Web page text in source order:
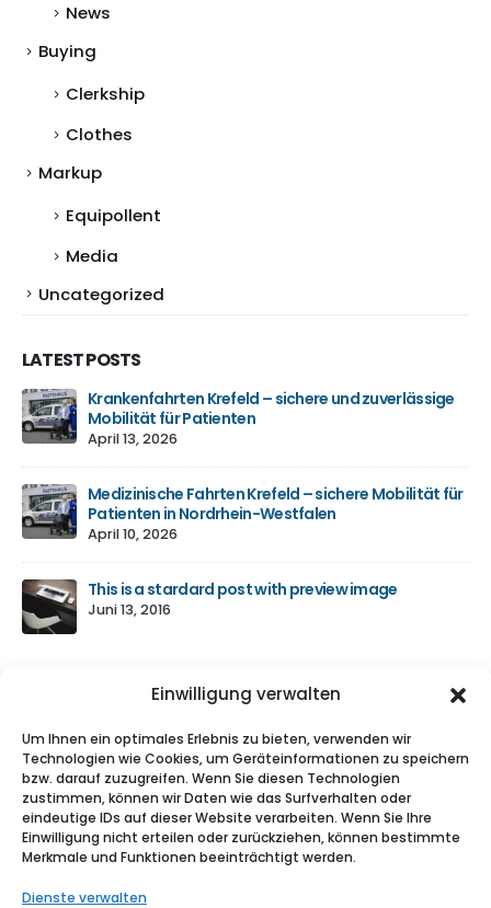
Einwilligung verwalten
Um Ihnen ein optimales Erlebnis zu bieten, verwenden wir
Technologien wie Cookies, um Geräteinformationen zu speichern
bzw. darauf zuzugreifen. Wenn Sie diesen Technologien
zustimmen, können wir Daten wie das Surfverhalten oder
eindeutige IDs auf dieser Website verarbeiten. Wenn Sie Ihre
Einwilligung nicht erteilen oder zurückziehen, können bestimmte
Merkmale und Funktionen beeinträchtigt werden.
Dienste verwalten
News
Buying
Clerkship
Clothes
Markup
Equipollent
Media
Uncategorized
LATEST POSTS
Krankenfahrten Krefeld – sichere und zuverlässige
Mobilität für Patienten
April 13, 2026
Medizinische Fahrten Krefeld – sichere Mobilität für
Patienten in Nordrhein-Westfalen
April 10, 2026
This is a stardard post with preview image
Juni 13, 2016
ABOUT US
Nulla nunc dui, tristique in semper vel, congue sed
ligula. Nam dolor ligula, faucibus id sodales in,
auctor fringilla libero. Nulla nunc dui, tristique in
semper vel. Nam dolor ligula, faucibus id sodales
in, auctor fringilla libero.